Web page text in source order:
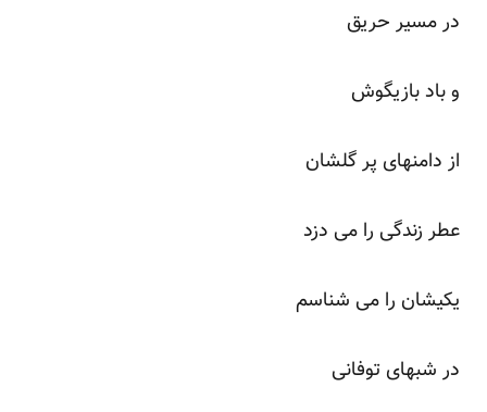
در مسیر حریق
و باد بازیگوش
از دامنهای پر گلشان
عطر زندگی را می دزد
یکیشان را می شناسم
در شبهای توفانی